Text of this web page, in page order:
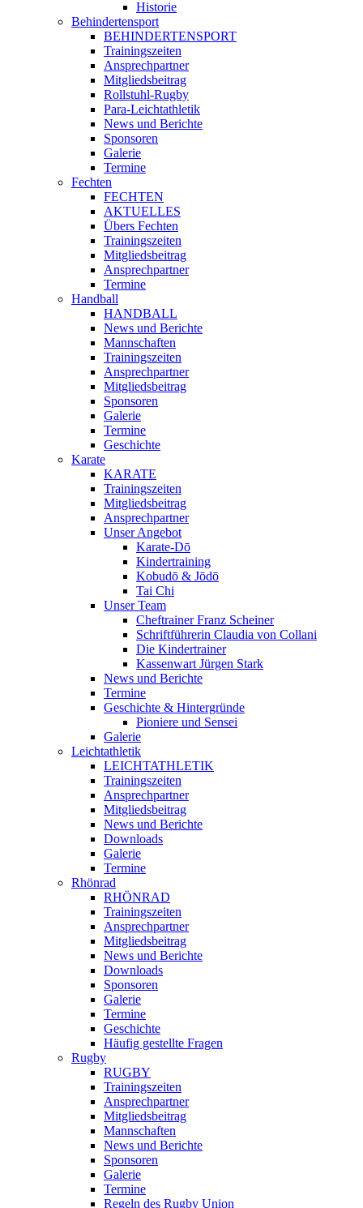
Historie
Behindertensport
BEHINDERTENSPORT
Trainingszeiten
Ansprechpartner
Mitgliedsbeitrag
Rollstuhl-Rugby
Para-Leichtathletik
News und Berichte
Sponsoren
Galerie
Termine
Fechten
FECHTEN
AKTUELLES
Übers Fechten
Trainingszeiten
Mitgliedsbeitrag
Ansprechpartner
Termine
Handball
HANDBALL
News und Berichte
Mannschaften
Trainingszeiten
Ansprechpartner
Mitgliedsbeitrag
Sponsoren
Galerie
Termine
Geschichte
Karate
KARATE
Trainingszeiten
Mitgliedsbeitrag
Ansprechpartner
Unser Angebot
Karate-Dō
Kindertraining
Kobudō & Jōdō
Tai Chi
Unser Team
Cheftrainer Franz Scheiner
Schriftführerin Claudia von Collani
Die Kindertrainer
Kassenwart Jürgen Stark
News und Berichte
Termine
Geschichte & Hintergründe
Pioniere und Sensei
Galerie
Leichtathletik
LEICHTATHLETIK
Trainingszeiten
Ansprechpartner
Mitgliedsbeitrag
News und Berichte
Downloads
Galerie
Termine
Rhönrad
RHÖNRAD
Trainingszeiten
Ansprechpartner
Mitgliedsbeitrag
News und Berichte
Downloads
Sponsoren
Galerie
Termine
Geschichte
Häufig gestellte Fragen
Rugby
RUGBY
Trainingszeiten
Ansprechpartner
Mitgliedsbeitrag
Mannschaften
News und Berichte
Sponsoren
Galerie
Termine
Regeln des Rugby Union